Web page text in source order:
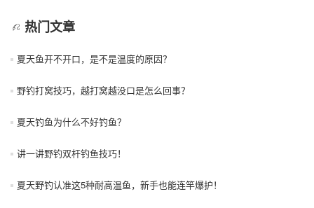
热门文章
夏天鱼开不开口，是不是温度的原因？
野钓打窝技巧，越打窝越没口是怎么回事？
夏天钓鱼为什么不好钓鱼？
讲一讲野钓双杆钓鱼技巧！
夏天野钓认准这5种耐高温鱼，新手也能连竿爆护！